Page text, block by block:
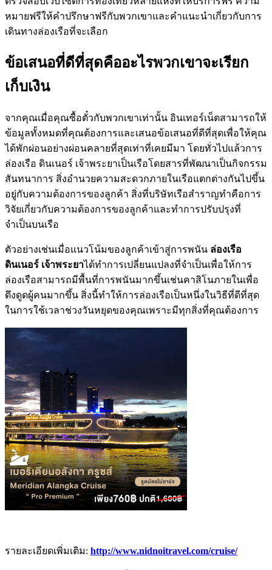
หมายฟรีให้คำปรึกษาฟรีกับพวกเขาและคำแนะนำเกี่ยวกับการ
เดินทางล่องเรือที่จะเลือก
ข้อเสนอที่ดีที่สุดคืออะไรพวกเขาจะเรียก
เก็บเงิน
จากคุณเมื่อคุณซื้อตั๋วกับพวกเขาเท่านั้น อินเทอร์เน็ตสามารถให้
ข้อมูลทั้งหมดที่คุณต้องการและเสนอข้อเสนอที่ดีที่สุดเพื่อให้คุณ
ได้พักผ่อนอย่างผ่อนคลายที่สุดเท่าที่เคยมีมา โดยทั่วไปแล้วการ
ล่องเรือ ดินเนอร์ เจ้าพระยาเป็นเรือโดยสารที่พัฒนาเป็นกิจกรรม
สันทนาการ สิ่งอำนวยความสะดวกภายในเรือแตกต่างกันไปขึ้น
อยู่กับความต้องการของลูกค้า สิ่งที่บริษัทเรือสำราญทำคือการ
วิจัยเกี่ยวกับความต้องการของลูกค้าและทำการปรับปรุงที่
จำเป็นบนเรือ
ตัวอย่างเช่นเมื่อแนวโน้มของลูกค้าเข้าสู่การพนัน ล่องเรือ
ดินเนอร์ เจ้าพระยาได้ทำการเปลี่ยนแปลงที่จำเป็นเพื่อให้การ
ล่องเรือสามารถมีพื้นที่การพนันมากขึ้นเช่นคาสิโนภายในเพื่อ
ดึงดูดผู้คนมากขึ้น สิ่งนี้ทำให้การล่องเรือเป็นหนึ่งในวิธีที่ดีที่สุด
ในการใช้เวลาช่วงวันหยุดของคุณเพราะมีทุกสิ่งที่คุณต้องการ
รายละเอียดเพิ่มเติม: http://www.nidnoitravel.com/cruise/